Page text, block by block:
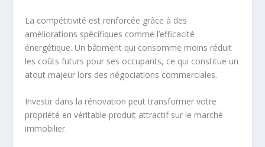
La compétitivité est renforcée grâce à des
améliorations spécifiques comme l’efficacité
énergétique. Un bâtiment qui consomme moins réduit
les coûts futurs pour ses occupants, ce qui constitue un
atout majeur lors des négociations commerciales.
Investir dans la rénovation peut transformer votre
propriété en véritable produit attractif sur le marché
immobilier.